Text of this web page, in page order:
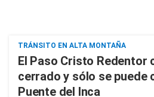
TRÁNSITO EN ALTA MONTAÑA
El Paso Cristo Redentor
cerrado y sólo se puede
Puente del Inca